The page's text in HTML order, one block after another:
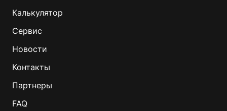
Калькулятор
Сервис
Новости
Контакты
Партнеры
FAQ